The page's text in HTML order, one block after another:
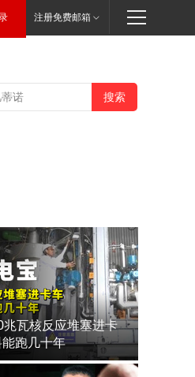
注册免费邮箱
瓦核反应堆塞进卡
跑几十年